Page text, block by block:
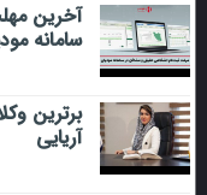
آخرین
سامانه
برترین
آریایی